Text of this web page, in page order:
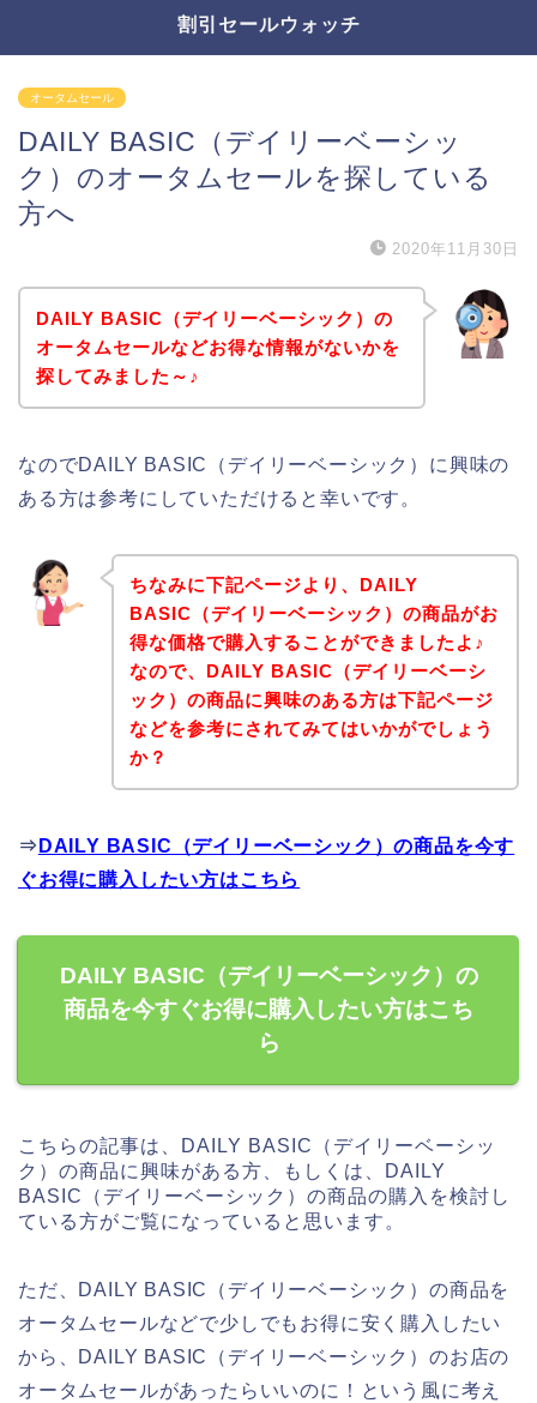
割引セールウォッチ
オータムセール
DAILY BASIC（デイリーベーシッ
ク）のオータムセールを探している
方へ
2020年11月30日
DAILY BASIC（デイリーベーシック）の
オータムセールなどお得な情報がないかを
探してみました～♪
なのでDAILY BASIC（デイリーベーシック）に興味の
ある方は参考にしていただけると幸いです。
ちなみに下記ページより、DAILY
BASIC（デイリーベーシック）の商品がお
得な価格で購入することができましたよ♪
なので、DAILY BASIC（デイリーベーシ
ック）の商品に興味のある方は下記ページ
などを参考にされてみてはいかがでしょう
か？
⇒ DAILY BASIC（デイリーベーシック）の商品を今す
ぐお得に購入したい方はこちら
DAILY BASIC（デイリーベーシック）の
商品を今すぐお得に購入したい方はこち
ら
こちらの記事は、DAILY BASIC（デイリーベーシッ
ク）の商品に興味がある方、もしくは、DAILY
BASIC（デイリーベーシック）の商品の購入を検討し
ている方がご覧になっていると思います。
ただ、DAILY BASIC（デイリーベーシック）の商品を
オータムセールなどで少しでもお得に安く購入したい
から、DAILY BASIC（デイリーベーシック）のお店の
オータムセールがあったらいいのに！という風に考え